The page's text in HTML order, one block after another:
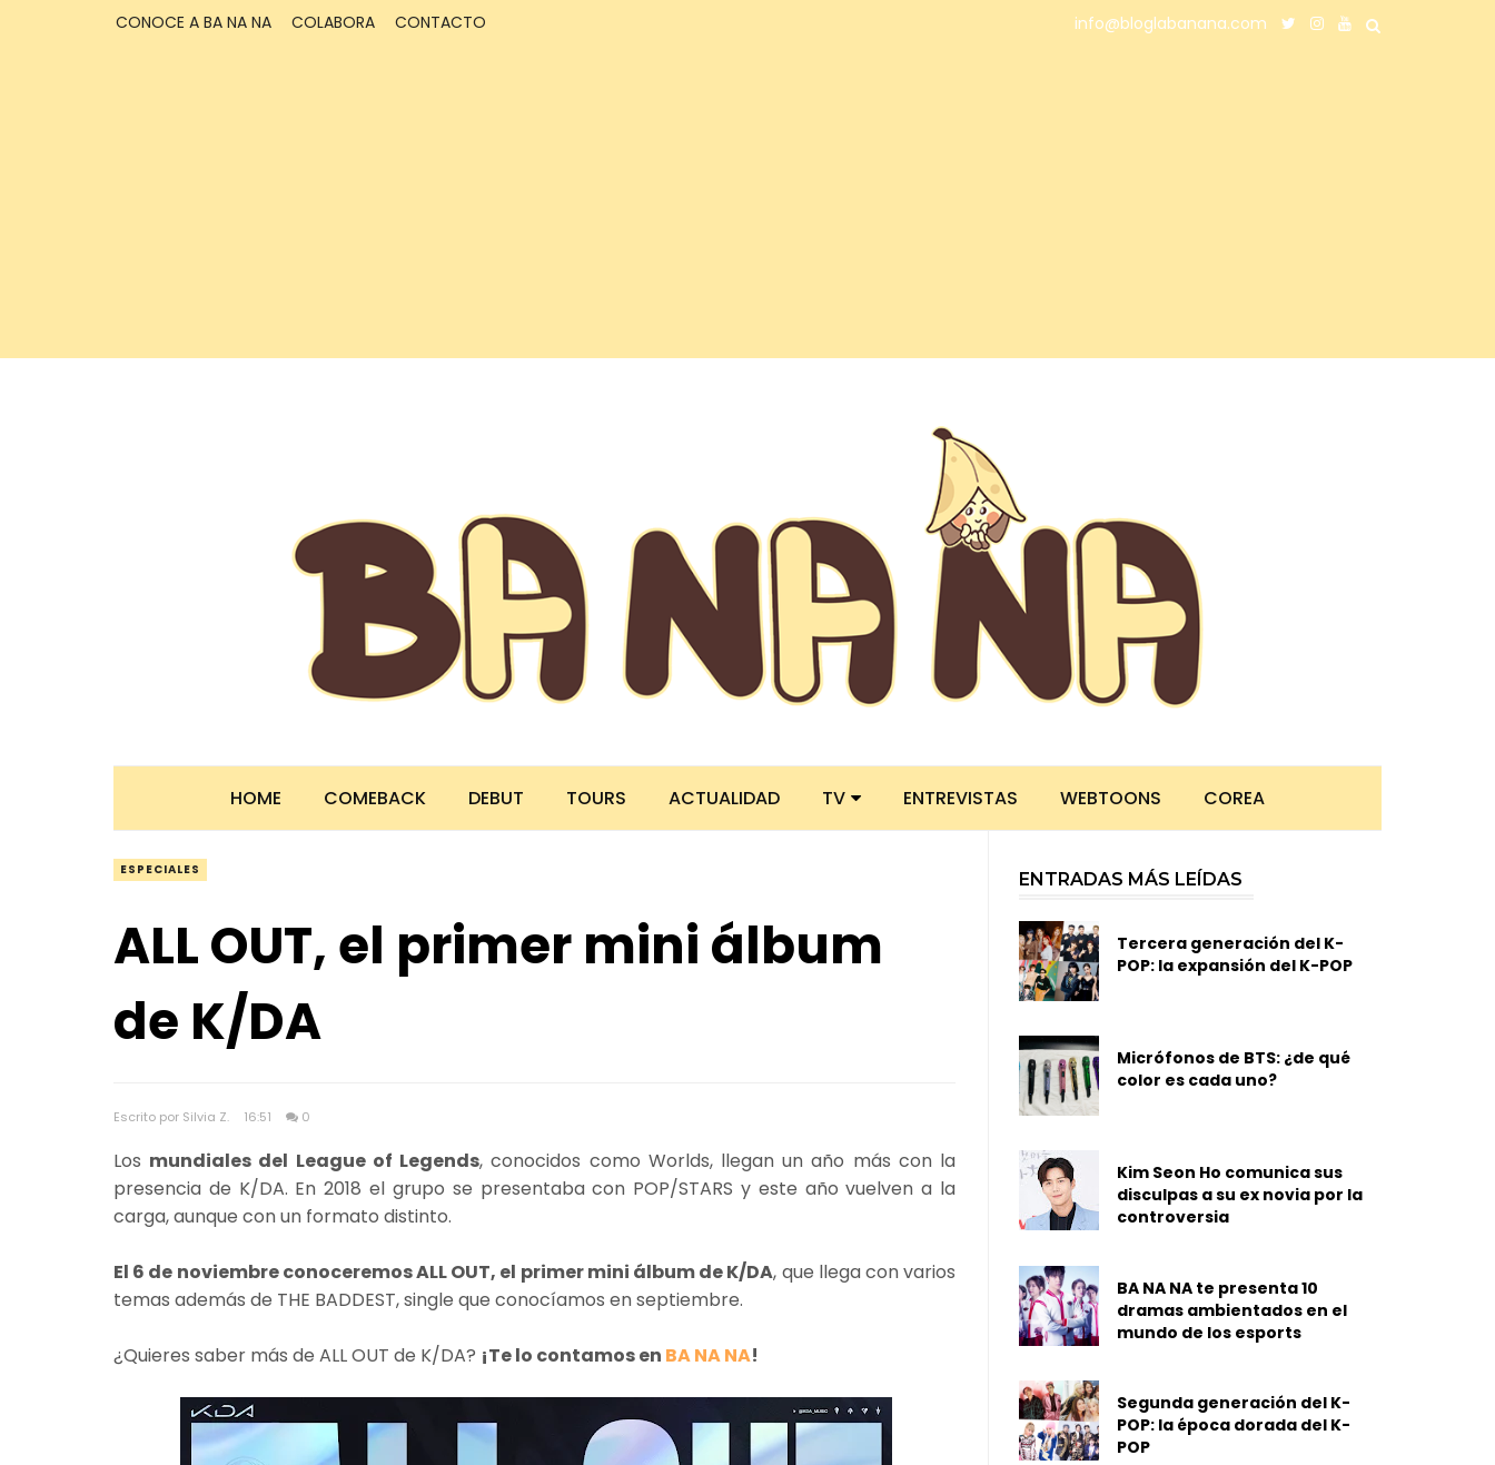
CONOCE A BA NA NA COLABORA CONTACTO info@bloglabanana.com
HOME COMEBACK DEBUT TOURS ACTUALIDAD TV ENTREVISTAS WEBTOONS COREA
ESPECIALES
ALL OUT, el primer mini álbum
de K/DA
Escrito por Silvia Z. 16:51 0
Los mundiales del League of Legends, conocidos como Worlds, llegan un año más con la
presencia de K/DA. En 2018 el grupo se presentaba con POP/STARS y este año vuelven a la
carga, aunque con un formato distinto.
El 6 de noviembre conoceremos ALL OUT, el primer mini álbum de K/DA, que llega con varios
temas además de THE BADDEST, single que conocíamos en septiembre.
¿Quieres saber más de ALL OUT de K/DA? ¡Te lo contamos en BA NA NA!
ENTRADAS MÁS LEÍDAS
Tercera generación del K-
POP: la expansión del K-POP
Micrófonos de BTS: ¿de qué
color es cada uno?
Kim Seon Ho comunica sus
disculpas a su ex novia por la
controversia
BA NA NA te presenta 10
dramas ambientados en el
mundo de los esports
Segunda generación del K-
POP: la época dorada del K-
POP